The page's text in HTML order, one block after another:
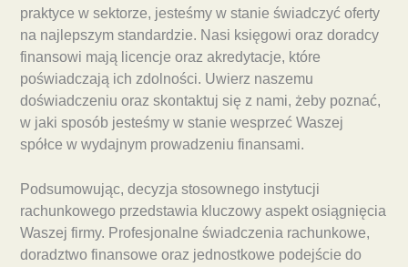
praktyce w sektorze, jesteśmy w stanie świadczyć oferty
na najlepszym standardzie. Nasi księgowi oraz doradcy
finansowi mają licencje oraz akredytacje, które
poświadczają ich zdolności. Uwierz naszemu
doświadczeniu oraz skontaktuj się z nami, żeby poznać,
w jaki sposób jesteśmy w stanie wesprzeć Waszej
spółce w wydajnym prowadzeniu finansami.
Podsumowując, decyzja stosownego instytucji
rachunkowego przedstawia kluczowy aspekt osiągnięcia
Waszej firmy. Profesjonalne świadczenia rachunkowe,
doradztwo finansowe oraz jednostkowe podejście do